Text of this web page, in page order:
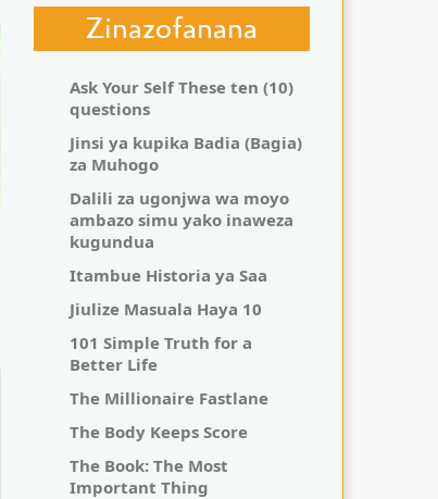
Zinazofanana
Ask Your Self These ten (10)
questions
Jinsi ya kupika Badia (Bagia)
za Muhogo
Dalili za ugonjwa wa moyo
ambazo simu yako inaweza
kugundua
Itambue Historia ya Saa
Jiulize Masuala Haya 10
101 Simple Truth for a
Better Life
The Millionaire Fastlane
The Body Keeps Score
The Book: The Most
Important Thing